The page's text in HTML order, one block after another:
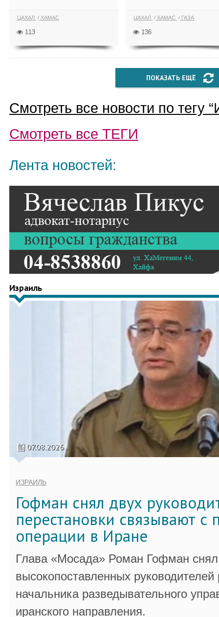
ЦАХАЛ ХАМАС
113
ЦАХАЛ ХАМАС ГАЗА
136
ПОКАЗАТЬ ЕЩЁ
Смотреть все новости по тегу “
Смотреть все ТЕГИ
Лента новостей:
Израиль
07.08.2026
ИЗРАИЛЬ
Гофман снял двух
перестановки связывают с
операции в Иране
Глава «Мосада» Роман Гофман снял
высокопоставленных
начальника разведывательного
иранского направления.